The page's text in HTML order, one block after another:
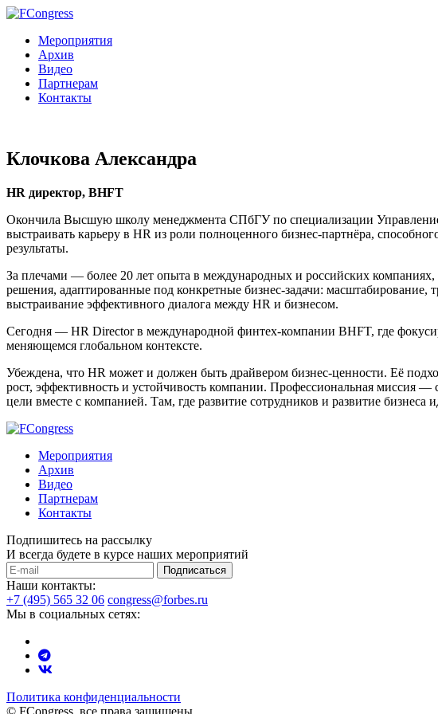
Мероприятия
Архив
Видео
Партнерам
Контакты
Клочкова Александра
HR директор, BHFT
Окончила Высшую школу менеджмента СПбГУ по специализации Управление
выстраивать карьеру в HR из роли полноценного бизнес-партнёра,
результаты.
За плечами — более 20 лет опыта в международных и российских
решения, адаптированные под конкретные бизнес-задачи:
выстраивание эффективного диалога между HR и бизнесом.
Сегодня — HR Director в международной финтех-компании BHFT, где
меняющемся глобальном контексте.
Убеждена, что HR может и должен быть драйвером бизнес-ценности. Её
рост, эффективность и устойчивость компании. Профессиональная миссия —
цели вместе с компанией. Там, где развитие сотрудников и развитие бизнеса
Мероприятия
Архив
Видео
Партнерам
Контакты
Подпишитесь на рассылку
И всегда будете в курсе наших мероприятий
Подписаться
Наши контакты:
+7 (495) 565 32 06 congress@forbes.ru
Мы в социальных сетях:
Политика конфиденциальности
© FCongress, все права защищены